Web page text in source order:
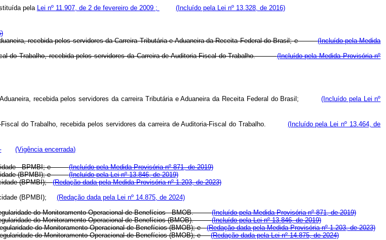
pela Lei nº 11.907, de 2 de fevereiro de 2009 ; (Incluído pela Lei nº 13.328, de 2016)
recebida pelos servidores da Carreira Tributária e Aduaneira da Receita Federal do Brasil; e
(Incluído pela Medida
do Trabalho, recebida pelos servidores da Carreira de Auditoria-Fiscal do Trabalho.(Incluído pela Medida Provisória nº
recebida pelos servidores da carreira Tributária e Aduaneira da Receita Federal do Brasil; (Incluído pela Lei nº
Fiscal do Trabalho, recebida pelos servidores da carreira de Auditoria-Fiscal do Trabalho. (Incluído pela Lei nº 13.464, de
(Vigência encerrada)
- BPMBI; e(Incluído pela Medida Provisória nº 871, de 2019)
(BPMBI); e(Incluído pela Lei nº 13.846, de 2019)
(BPMBI);(Redação dada pela Medida Provisória nº 1.203, de 2023)
(BPMBI); (Redação dada pela Lei nº 14.875, de 2024)
do Monitoramento Operacional de Benefícios - BMOB.(Incluído pela Medida Provisória nº 871, de 2019)
do Monitoramento Operacional de Benefícios (BMOB).(Incluído pela Lei nº 13.846, de 2019)
do Monitoramento Operacional de Benefícios (BMOB); e(Redação dada pela Medida Provisória nº 1.203, de 2023)
do Monitoramento Operacional de Benefícios (BMOB); e(Redação dada pela Lei nº 14.875, de 2024)